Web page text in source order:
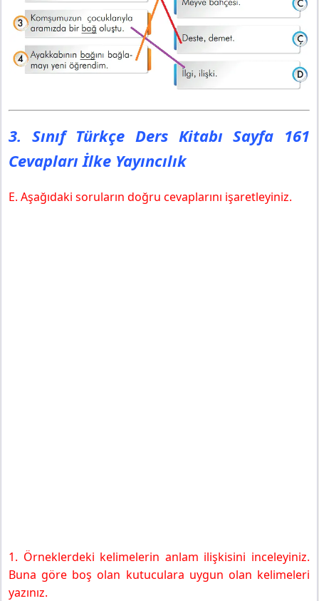
3. Sınıf Türkçe Ders Kitabı Sayfa 161
Cevapları İlke Yayıncılık
E. Aşağıdaki soruların doğru cevaplarını işaretleyiniz.
1. Örneklerdeki kelimelerin anlam ilişkisini inceleyiniz.
Buna göre boş olan kutuculara uygun olan kelimeleri
yazınız.